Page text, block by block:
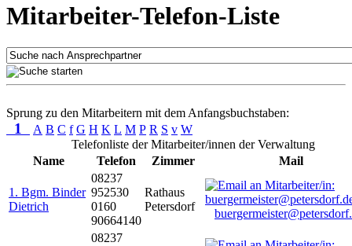
Mitarbeiter-Telefon-Liste
Sprung zu den Mitarbeitern mit dem Anfangsbuchstaben:
1 A B C f G H K L M P R S v W
Telefonliste der Mitarbeiter/innen der Verwaltung
Name
Telefon Zimmer Mail
1. Bgm. Binder
Dietrich
08237
952530
0160
90664140
Rathaus
Petersdorf
08237